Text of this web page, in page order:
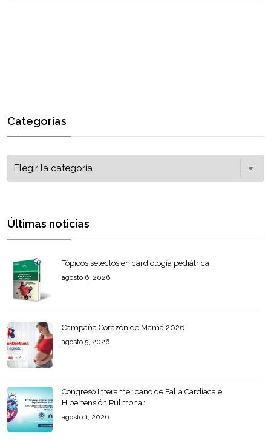
Categorías
Últimas noticias
Tópicos selectos en cardiología pediátrica
agosto 6, 2026
Campaña Corazón de Mamá 2026
agosto 5, 2026
Congreso Interamericano de Falla Cardíaca e
Hipertensión Pulmonar
agosto 1, 2026